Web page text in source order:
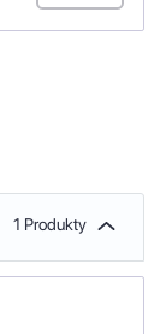
1 Produkty